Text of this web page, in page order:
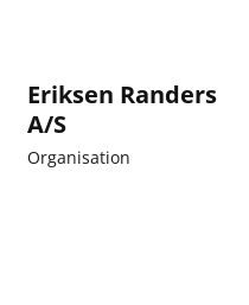
Eriksen Randers
A/S
Organisation